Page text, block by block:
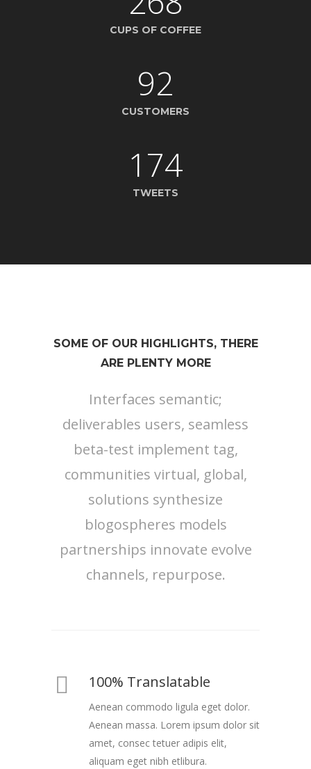
CUPS OF COFFEE
92
CUSTOMERS
174
TWEETS
SOME OF OUR HIGHLIGHTS, THERE
ARE PLENTY MORE
Interfaces semantic;
deliverables users, seamless
beta-test implement tag,
communities virtual, global,
solutions synthesize
blogospheres models
partnerships innovate evolve
channels, repurpose.
100% Translatable
Aenean commodo ligula eget dolor.
Aenean massa. Lorem ipsum dolor sit
amet, consec tetuer adipis elit,
aliquam eget nibh etlibura.